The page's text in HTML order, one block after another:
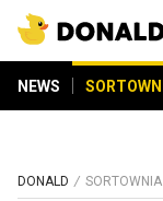
NEWS
©2026
DONALD SORTOWNIA